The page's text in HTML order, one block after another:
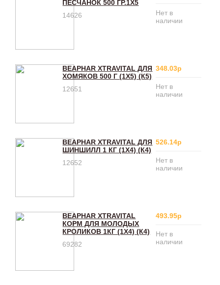
ПЕСЧАНОК 500 ГР.1Х5
14626
Нет в
наличии
BEAPHAR XTRAVITAL ДЛЯ
ХОМЯКОВ 500 Г (1Х5) (К5)
12651
348.03р
Нет в
наличии
BEAPHAR XTRAVITAL ДЛЯ
ШИНШИЛЛ 1 КГ (1Х4) (К4)
12652
526.14р
Нет в
наличии
BEAPHAR XTRAVITAL
КОРМ ДЛЯ МОЛОДЫХ
КРОЛИКОВ 1КГ (1Х4) (К4)
69282
493.95р
Нет в
наличии